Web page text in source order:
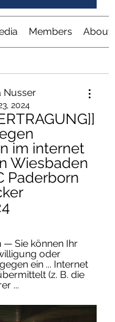
Members About
Nusser
2024
im internet
Wiesbaden
Paderborn
— Sie können Ihr
oder
ein ... Internet
(z. B. die
...